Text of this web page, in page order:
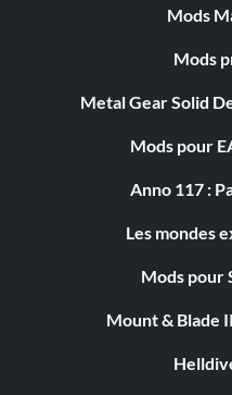
Mods
Mods
Metal Gear Solid
Mods pour
Anno 117 :
Les mondes
Mods pour
Mount & Blade